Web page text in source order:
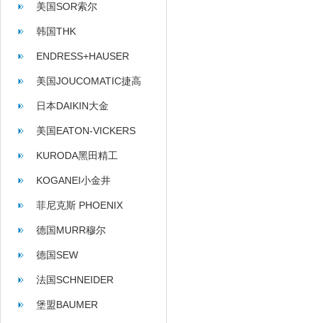
美国SOR索尔
韩国THK
ENDRESS+HAUSER
美国JOUCOMATIC捷高
日本DAIKIN大金
美国EATON-VICKERS
KURODA黑田精工
KOGANEI小金井
菲尼克斯 PHOENIX
CONTACT
德国MURR穆尔
德国SEW
法国SCHNEIDER
堡盟BAUMER